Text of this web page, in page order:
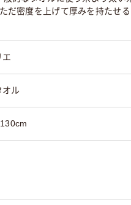
だ密度を上げて厚みを持たせる
エ
オル